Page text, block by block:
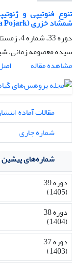
تنوع فنوتیپی و
شمشاد خزری (Buxus hyrcana Pojark)
دوره 33، شماره 4، زمستان 1399، صفحه
سیده معصومه زمانی،
مشاهده مقاله
مقالات آماده
شماره جاری
شماره‌های
دوره 39
(1405)
دوره 38
(1404)
دوره 37
(1403)